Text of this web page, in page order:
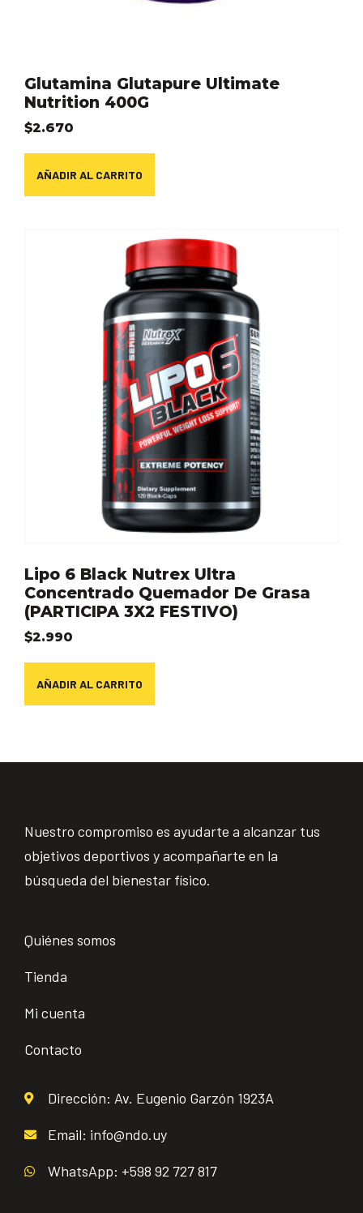
Glutamina Glutapure Ultimate
Nutrition 400G
$2.670
AÑADIR AL CARRITO
Lipo 6 Black Nutrex Ultra
Concentrado Quemador De Grasa
(PARTICIPA 3X2 FESTIVO)
$2.990
AÑADIR AL CARRITO
Nuestro compromiso es ayudarte a alcanzar tus
objetivos deportivos y acompañarte en la
búsqueda del bienestar físico.
Quiénes somos
Tienda
Mi cuenta
Contacto
Dirección: Av. Eugenio Garzón 1923A
Email: info@ndo.uy
WhatsApp: +598 92 727 817